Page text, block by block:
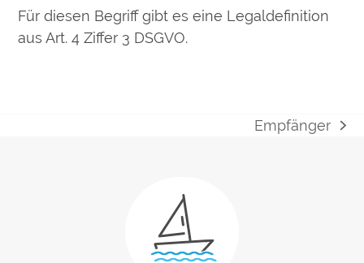
Für diesen Begriff gibt es eine Legaldefinition
aus Art. 4 Ziffer 3 DSGVO.
Nächster
Empfänger